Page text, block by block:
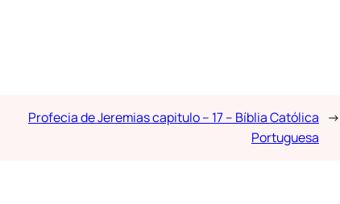
Profecia de Jeremias capitulo – 17 – Bíblia Católica
Portuguesa
→